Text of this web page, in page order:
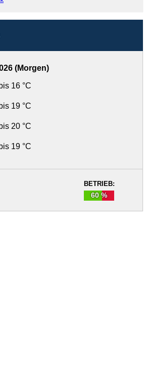
(Morgen)
16 °C
19 °C
20 °C
19 °C
BETRIEB:
60 %